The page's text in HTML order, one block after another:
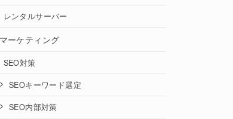
レンタルサーバー
マーケティング
SEO対策
SEOキーワード選定
SEO内部対策